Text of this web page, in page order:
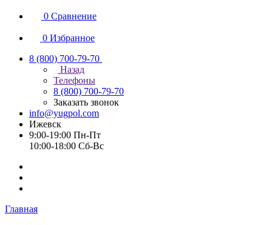
0 Сравнение
0 Избранное
8 (800) 700-79-70
Назад
Телефоны
8 (800) 700-79-70
Заказать звонок
info@yugpol.com
Ижевск
9:00-19:00 Пн-Пт
10:00-18:00 Cб-Вс
Главная